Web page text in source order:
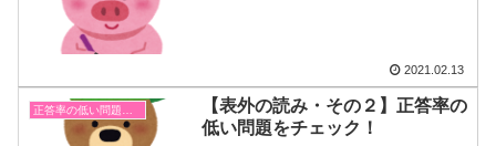
2021.02.13
正答率の低い問題まとめ
【表外の読み・その２】正答率の
低い問題をチェック！